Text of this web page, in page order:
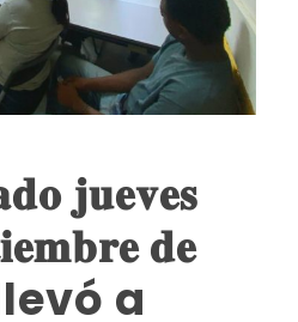
𝐣𝐮𝐞𝐯𝐞𝐬
𝐝𝐞
a